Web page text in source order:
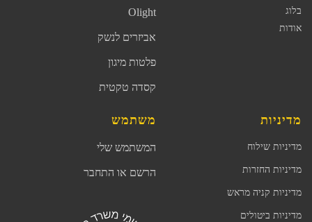
בלוג
אודות
Olight
אביזרים לנשק
פלטות מיגון
קסדה טקטית
מדיניות
מדיניות שילוח
מדיניות החזרות
מדיניות קניה מראש
מדיניות ביטולים
משתמש
המשתמש שלי
הרשם או התחבר